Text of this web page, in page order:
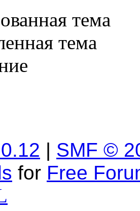
тема
тема
| SMF ©
for Free